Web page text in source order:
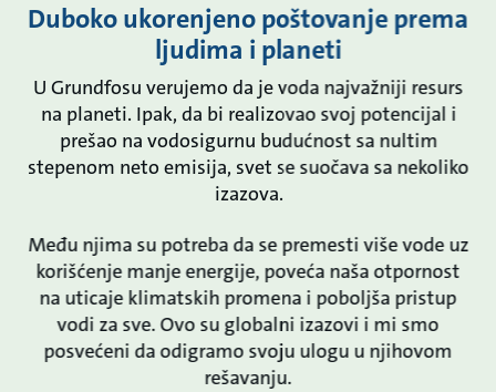
Duboko ukorenjeno poštovanje prema
ljudima i planeti
U Grundfosu verujemo da je voda najvažniji resurs
na planeti. Ipak, da bi realizovao svoj potencijal i
prešao na vodosigurnu budućnost sa nultim
stepenom neto emisija, svet se suočava sa nekoliko
izazova.
Među njima su potreba da se premesti više vode uz
korišćenje manje energije, poveća naša otpornost
na uticaje klimatskih promena i poboljša pristup
vodi za sve. Ovo su globalni izazovi i mi smo
posvećeni da odigramo svoju ulogu u njihovom
rešavanju.